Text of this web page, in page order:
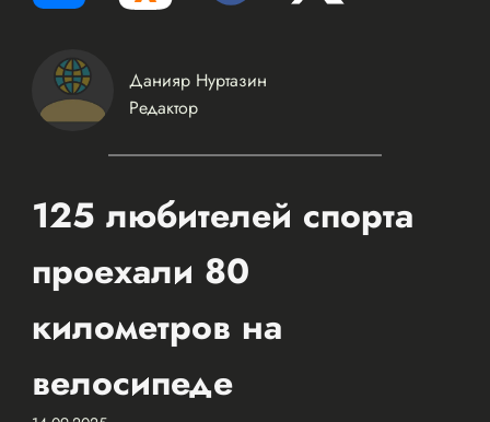
Данияр Нуртазин
Редактор
125 любителей спорта
проехали 80
километров на
велосипеде